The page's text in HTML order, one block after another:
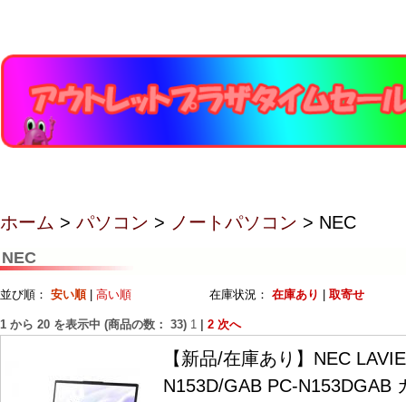
ホーム > パソコン > ノートパソコン > NEC
NEC
並び順： 安い順| 高い順 在庫状況： 在庫あり 取寄せ
1 から 20 を表示中 (商品の数： 33) 1 2 次へ
【新品/在庫あり】NEC
N153D/GAB PC-N153DGAB